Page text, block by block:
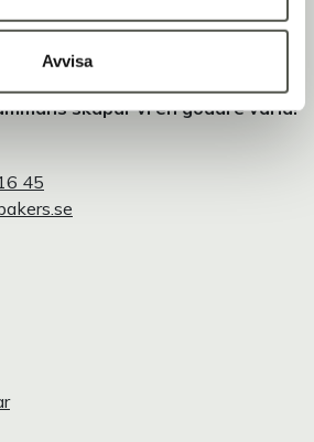
Avvisa
av professionell
och restaurang – med egen
skapar vi en godare värld!
45